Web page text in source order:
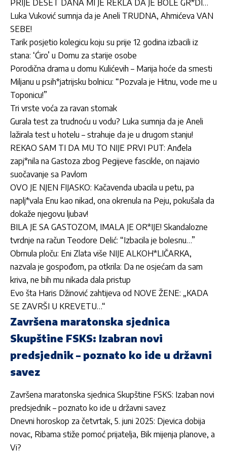
PRIJE DESET DANA MI JE REKLA DA JE BOLE GR*DI…
Luka Vuković sumnja da je Aneli TRUDNA, Ahmićeva VAN
SEBE!
Tarik posjetio kolegicu koju su prije 12 godina izbacili iz
stana: ‘Ćiro’ u Domu za starije osobe
Porodična drama u domu Kulićevih – Marija hoće da smesti
Miljanu u psih*jatrijsku bolnicu: “Pozvala je Hitnu, vode me u
Toponicu!”
Tri vrste voća za ravan stomak
Gurala test za trudnoću u vodu? Luka sumnja da je Aneli
lažirala test u hotelu – strahuje da je u drugom stanju!
REKAO SAM TI DA MU TO NIJE PRVI PUT: Anđela
zapj*nila na Gastoza zbog Pegijeve fascikle, on najavio
suočavanje sa Pavlom
OVO JE NJEN FIJASKO: Kačavenda ubacila u petu, pa
naplj*vala Enu kao nikad, ona okrenula na Peju, pokušala da
dokaže njegovu ljubav!
BILA JE SA GASTOZOM, IMALA JE OR*IJE! Skandalozne
tvrdnje na račun Teodore Delić: “Izbacila je bolesnu…”
Obrnula ploču: Eni Zlata više NIJE ALKOH*LIČARKA,
nazvala je gospođom, pa otkrila: Da ne osjećam da sam
kriva, ne bih mu nikada dala pristup
Evo šta Haris Džinović zahtijeva od NOVE ŽENE: „KADA
SE ZAVRŠI U KREVETU…“
Završena maratonska sjednica
Skupštine FSKS: Izabran novi
predsjednik – poznato ko ide u državni
savez
Završena maratonska sjednica Skupštine FSKS: Izaban novi
predsjednik – poznato ko ide u državni savez
Dnevni horoskop za četvrtak, 5. juni 2025: Djevica dobija
novac, Ribama stiže pomoć prijatelja, Bik mijenja planove, a
Vi?